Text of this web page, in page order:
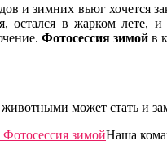
и зимних вьюг хочется
остался в жарком лете,
Фотосессия зимой в
животными может стать и
Наша